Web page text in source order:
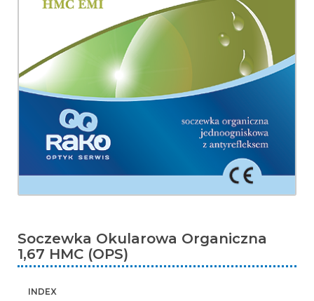
Soczewka Okularowa Organiczna
1,67 HMC (OPS)
INDEX